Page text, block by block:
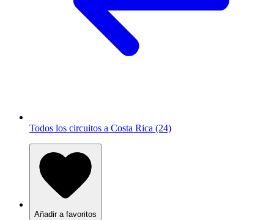
Todos los circuitos a Costa Rica (24)
Añadir a favoritos